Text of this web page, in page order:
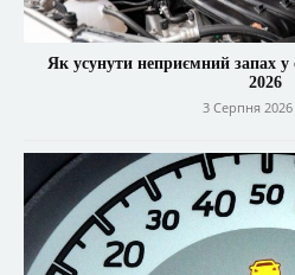
Як усунути неприємний запах у
2026
3 Серпня 2026